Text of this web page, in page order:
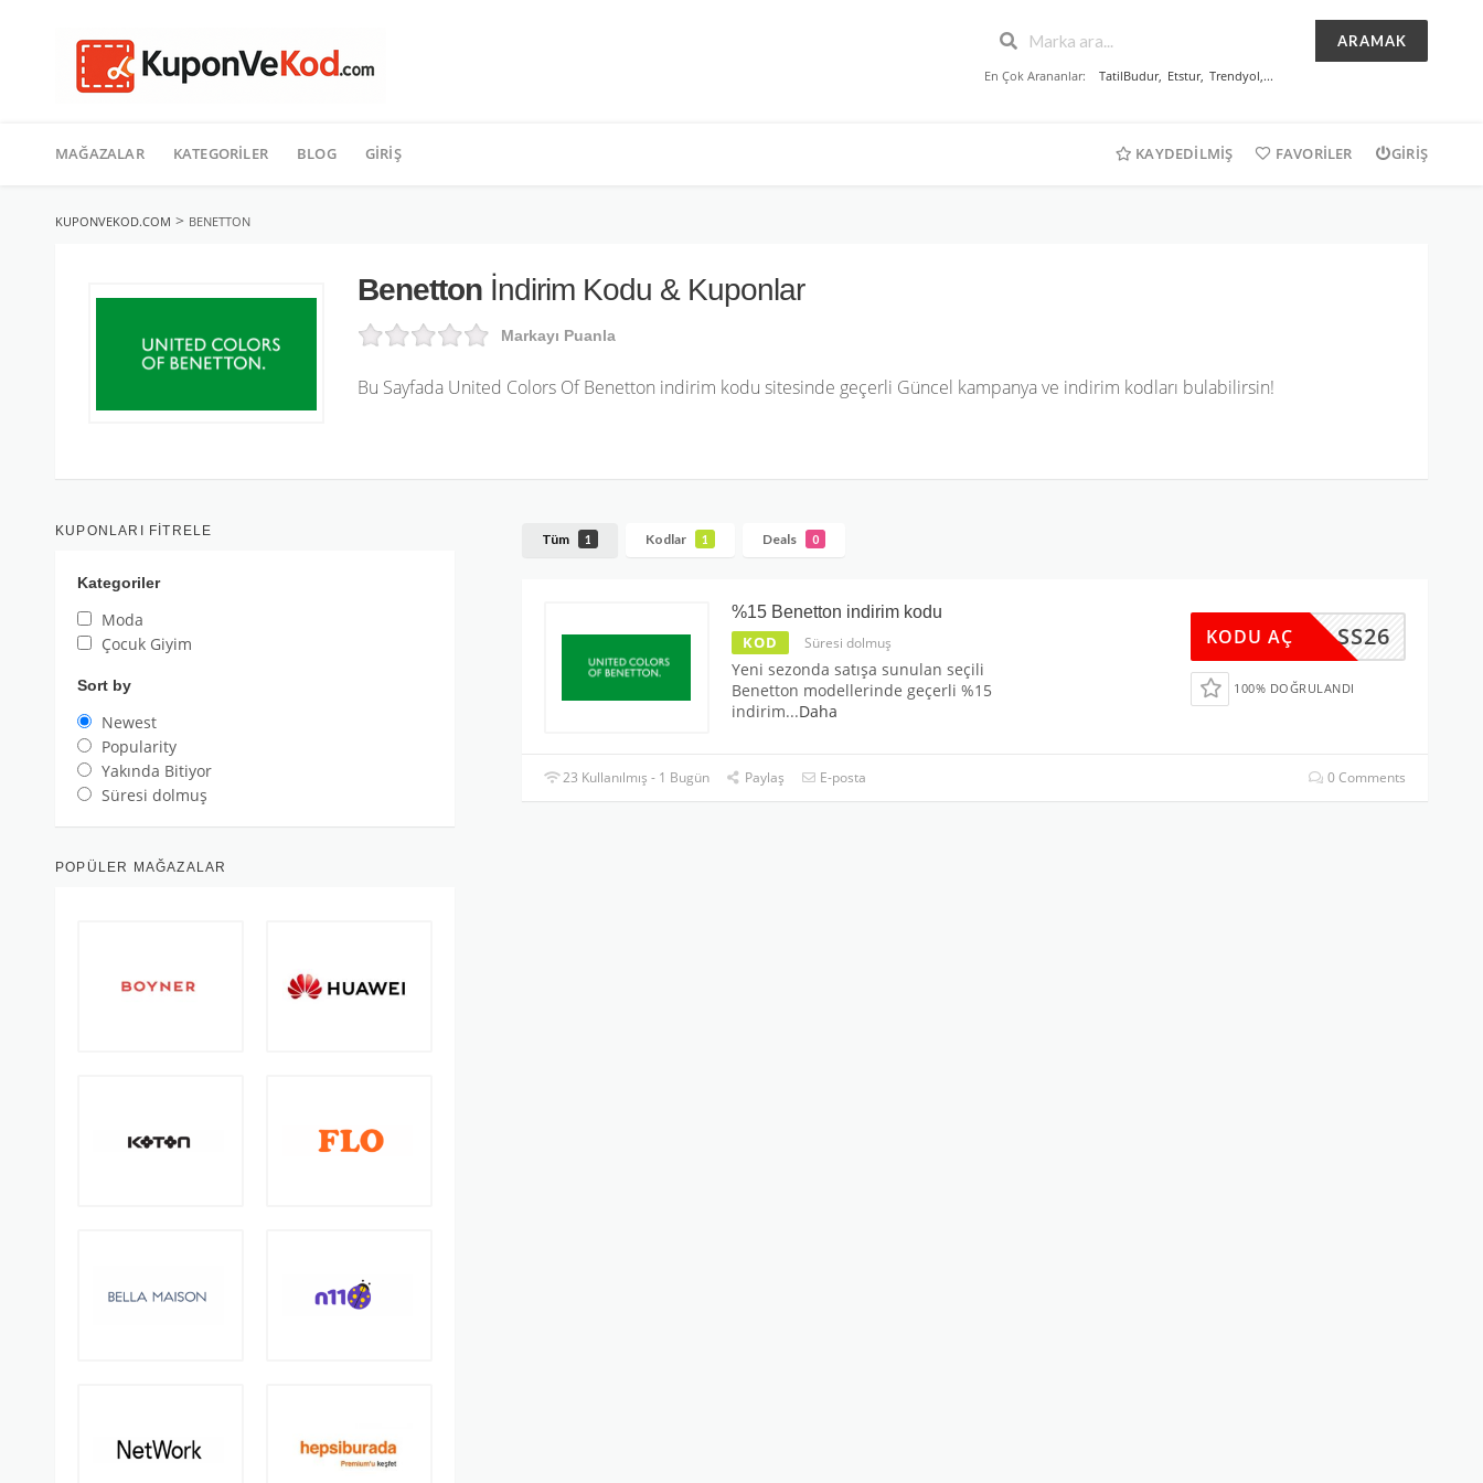
ARAMAK
En Çok Arananlar: TatilBudur, Etstur, Trendyol,...
geç
MAĞAZALAR KATEGORILER BLOG GIRIŞ KAYDEDILMIŞ FAVORILER GIRIŞ
KUPONVEKOD.COM > BENETTON
Benetton İndirim Kodu & Kuponlar
Markayı Puanla
Bu Sayfada United Colors Of Benetton indirim kodu sitesinde geçerli Güncel kampanya ve indirim kodları bulabilirsin!
Tüm 1 Kodlar 1 Deals 0
%15 Benetton indirim kodu
KOD Süresi dolmuş
Yeni sezonda satışa sunulan seçili
Benetton modellerinde geçerli %15
indirim...Daha
SS26
KODU AÇ
100% DOĞRULANDI
23 Kullanılmış - 1 Bugün Paylaş E-posta 0 Comments
KUPONLARI FITRELE
Kategoriler
Moda
Çocuk Giyim
Sort by
Newest
Popularity
Yakında Bitiyor
Süresi dolmuş
POPÜLER MAĞAZALAR